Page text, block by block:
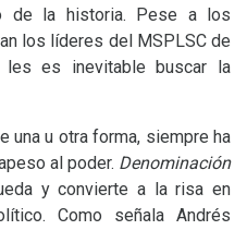
de la historia. Pese a los
los líderes del MSPLSCde
es inevitable buscar la
una u otra forma, siempre ha
al poder. Denominación
y convierte a la risa en
Como señala Andrés